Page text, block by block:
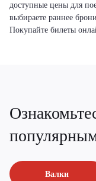
доступные цены для
выбираете раннее
Покупайте билеты
Валки